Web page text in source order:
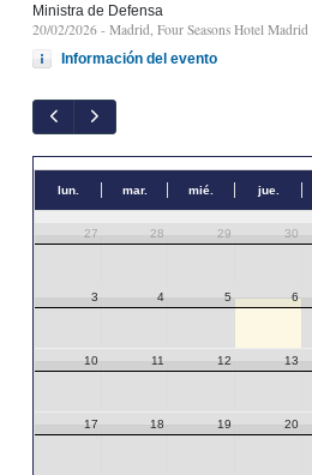
Ministra de Defensa
20/02/2026 - Madrid, Four Seasons Hotel
Información del evento
lun. mar. mié. jue.
27 28 29 30
3 4 5 6
10 11 12 13
17 18 19 20